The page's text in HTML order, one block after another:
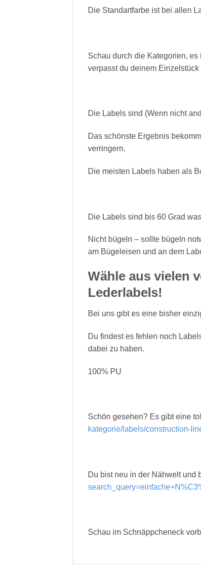
Die Standartfarbe ist bei allen
Schau durch die Kategorien,
verpasst du deinem
Die Labels sind (Wenn nicht
Das schönste Ergebnis
verringern.
Die meisten Labels haben als
Die Labels sind bis 60 Grad
Nicht bügeln – sollte bügeln
am Bügeleisen und an dem
Wähle aus vielen
Lederlabels!
Bei uns gibt es eine bisher
Du findest es fehlen noch
dabei zu haben.
100% PU
Schön gesehen? Es gibt eine
kategorie/labels/construction-
Du bist neu in der Nähwelt und
Schau im Schnäppcheneck